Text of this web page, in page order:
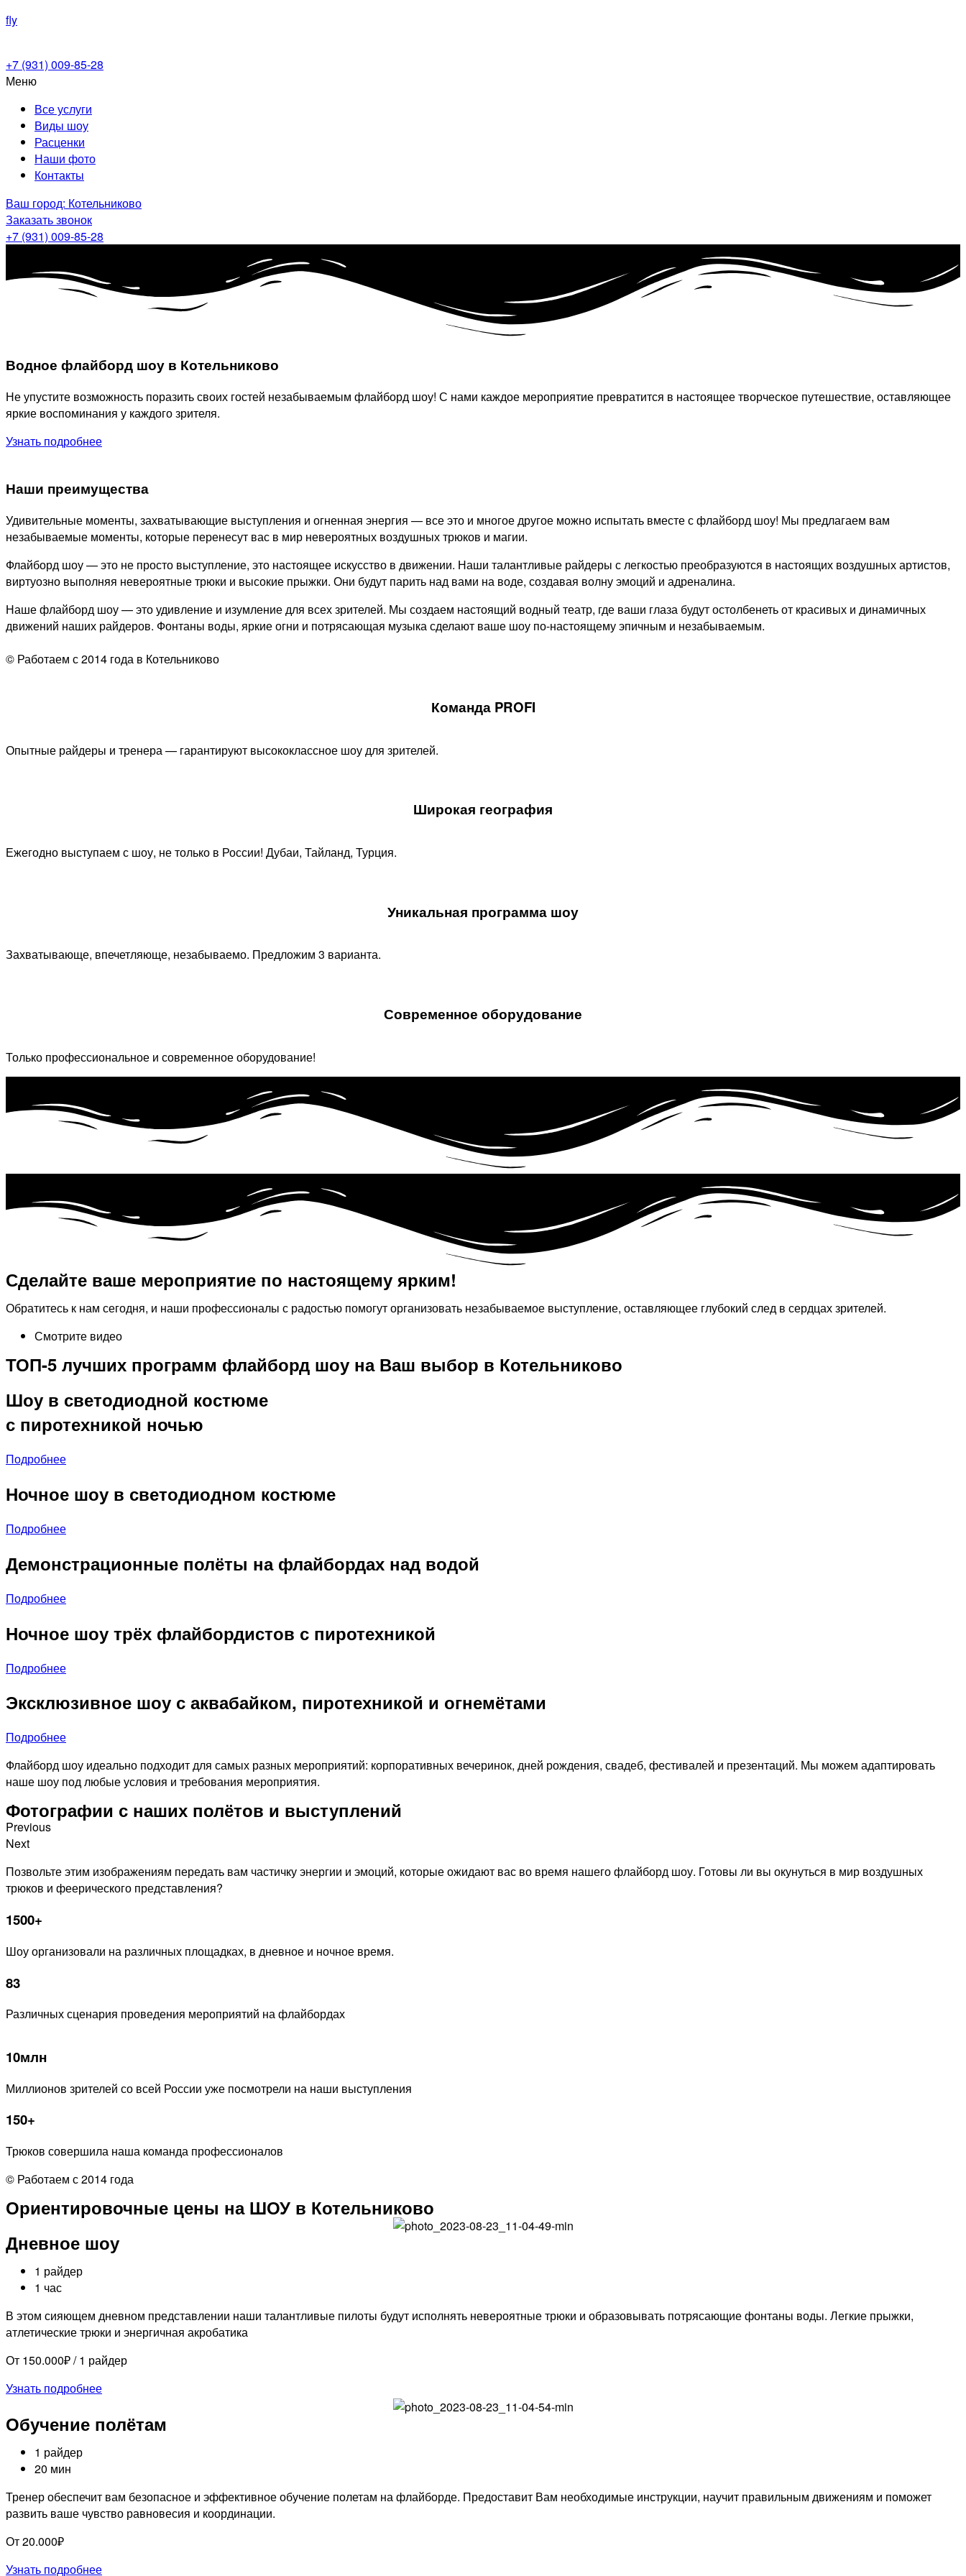
fly
+7 (931) 009-85-28
Меню
Все услуги
Виды шоу
Расценки
Наши фото
Контакты
Ваш город: Котельниково
Заказать звонок
+7 (931) 009-85-28
Водное флайборд шоу в Котельниково
Не упустите возможность поразить своих гостей незабываемым флайборд шоу! С нами каждое мероприятие превратится в настоящее творческое путешествие, оставляющее
яркие воспоминания у каждого зрителя.
Узнать подробнее
Наши преимущества
Удивительные моменты, захватывающие выступления и огненная энергия — все это и многое другое можно испытать вместе с флайборд шоу! Мы предлагаем вам
незабываемые моменты, которые перенесут вас в мир невероятных воздушных трюков и магии.
Флайборд шоу — это не просто выступление, это настоящее искусство в движении. Наши талантливые райдеры с легкостью преобразуются в настоящих воздушных артистов,
виртуозно выполняя невероятные трюки и высокие прыжки. Они будут парить над вами на воде, создавая волну эмоций и адреналина.
Наше флайборд шоу — это удивление и изумление для всех зрителей. Мы создаем настоящий водный театр, где ваши глаза будут остолбенеть от красивых и динамичных
движений наших райдеров. Фонтаны воды, яркие огни и потрясающая музыка сделают ваше шоу по-настоящему эпичным и незабываемым.
© Работаем с 2014 года в Котельниково
Команда PROFI
Опытные райдеры и тренера — гарантируют высококлассное шоу для зрителей.
Широкая география
Ежегодно выступаем с шоу, не только в России! Дубаи, Тайланд, Турция.
Уникальная программа шоу​
Захватывающе, впечетляюще, незабываемо. Предложим 3 варианта.
Современное оборудование
Только профессиональное и современное оборудование!
Сделайте ваше мероприятие по настоящему ярким!​
Обратитесь к нам сегодня, и наши профессионалы с радостью помогут организовать незабываемое выступление, оставляющее глубокий след в сердцах зрителей.
Смотрите видео
ТОП-5 лучших программ флайборд шоу на Ваш выбор в Котельниково
Шоу в светодиодной костюме
с пиротехникой ночью
Подробнее
Ночное шоу в светодиодном костюме
Подробнее
Демонстрационные полёты на флайбордах над водой
Подробнее
Ночное шоу трёх флайбордистов с пиротехникой
Подробнее
Эксклюзивное шоу с аквабайком, пиротехникой и огнемётами
Подробнее
Флайборд шоу идеально подходит для самых разных мероприятий: корпоративных вечеринок, дней рождения, свадеб, фестивалей и презентаций. Мы можем адаптировать
наше шоу под любые условия и требования мероприятия.
Фотографии с наших полётов и выступлений
Previous
Next
Позвольте этим изображениям передать вам частичку энергии и эмоций, которые ожидают вас во время нашего флайборд шоу. Готовы ли вы окунуться в мир воздушных
трюков и феерического представления?
1500+
Шоу организовали на различных площадках, в дневное и ночное время.
83
Различных сценария проведения мероприятий на флайбордах
10млн
Миллионов зрителей со всей России уже посмотрели на наши выступления
150+
Трюков совершила наша команда профессионалов
© Работаем с 2014 года
Ориентировочные цены на ШОУ в Котельниково
Дневное шоу
1 райдер
1 час
В этом сияющем дневном представлении наши талантливые пилоты будут исполнять невероятные трюки и образовывать потрясающие фонтаны воды. Легкие прыжки,
атлетические трюки и энергичная акробатика
От 150.000₽ / 1 райдер
Узнать подробнее
Обучение полётам
1 райдер
20 мин
Тренер обеспечит вам безопасное и эффективное обучение полетам на флайборде. Предоставит Вам необходимые инструкции, научит правильным движениям и поможет
развить ваше чувство равновесия и координации.
От 20.000₽
Узнать подробнее